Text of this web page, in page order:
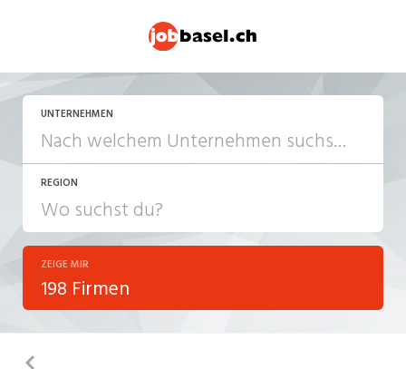
UNTERNEHMEN
REGION
ZEIGE MIR
198 Firmen